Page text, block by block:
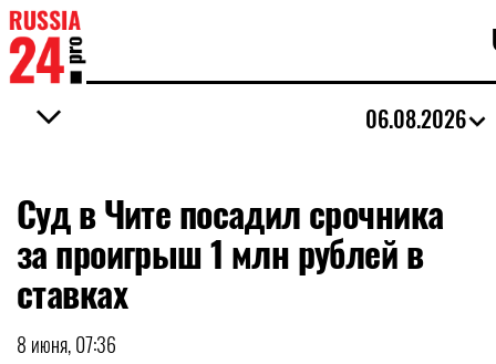
06.08.2026
Суд в Чите посадил срочника
за проигрыш 1 млн рублей в
ставках
8 июня, 07:36